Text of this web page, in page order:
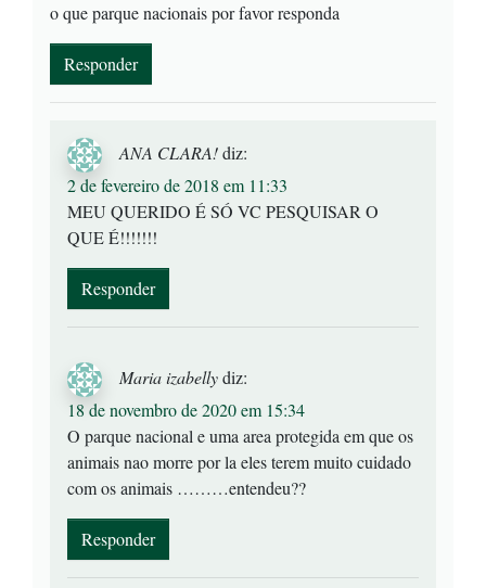
o que parque nacionais por favor responda
Responder
ANA CLARA!diz:
2 de fevereiro de 2018 em 11:33
MEU QUERIDO É SÓ VC PESQUISAR O
QUE É!!!!!!!
Responder
Maria izabellydiz:
18 de novembro de 2020 em 15:34
O parque nacional e uma area protegida em que os
animais nao morre por la eles terem muito cuidado
com os animais ………entendeu??
Responder